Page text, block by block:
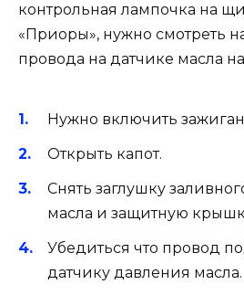
контрольная лампочка на
«Приоры», нужно смотреть
провода на датчике масла
Нужно включить
Открыть капот.
Снять заглушку
масла и защитную
Убедиться что провод
датчику давления масла.